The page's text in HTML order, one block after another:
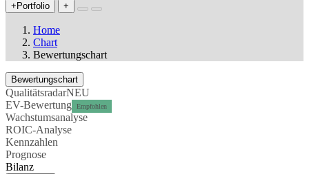
+Portfolio +
Home
Chart
Bewertungschart
Bewertungschart
QualitätsradarNEU
EV-Bewertung
Empfohlen
Wachstumsanalyse
ROIC-Analyse
Kennzahlen
Prognose
Bilanz